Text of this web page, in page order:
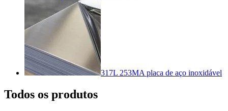
317L 253MA placa de aço inoxidável
Todos os produtos